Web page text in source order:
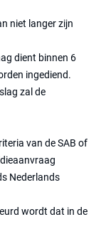
niet langer zijn
dient binnen 6
ingediend.
zal de
van de SAB of
Nederlands
wordt dat in de